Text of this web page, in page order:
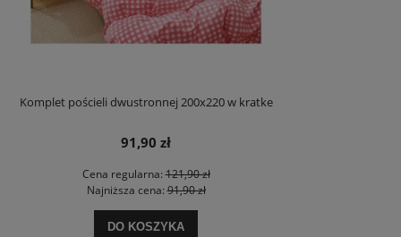
Komplet pościeli dwustronnej 200x220 w kratke
91,90 zł
Cena regularna:121,90 zł
Najniższa cena:91,90 zł
DO KOSZYKA